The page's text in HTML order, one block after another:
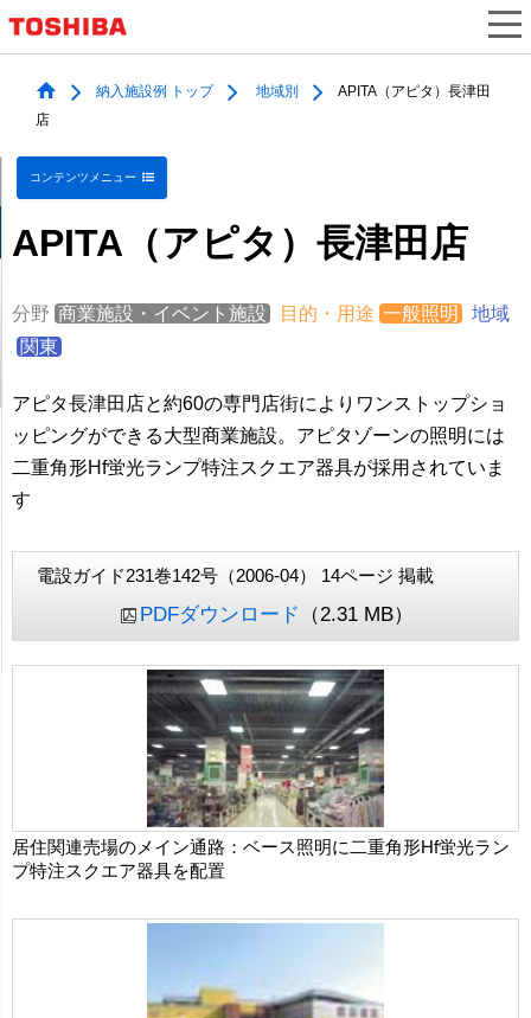
納入施設例 トップ 地域別
APITA（アピタ）長津田
店
コンテンツメニュー
APITA（アピタ）長津田店
分野 商業施設・イベント施設 目的・用途 一般照明
地域
関東
アピタ長津田店と約60の専門店街によりワンストップショ
ッピングができる大型商業施設。アピタゾーンの照明には
二重角形Hf蛍光ランプ特注スクエア器具が採用されていま
す
電設ガイド231巻142号（2006-04） 14ページ 掲載
PDFダウンロード （2.31 MB）
居住関連売場のメイン通路：ベース照明に二重角形Hf蛍光ラン
プ特注スクエア器具を配置